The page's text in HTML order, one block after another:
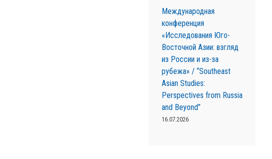
Международная
конференция
«Исследования Юго-
Восточной Азии: взгляд
из России и из-за
рубежа» / “Southeast
Asian Studies:
Perspectives from Russia
and Beyond”
16.07.2026